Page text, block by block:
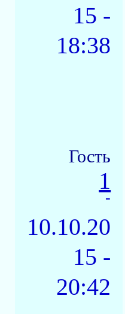
15 -
18:38
Гость
1
-
10.10.20
15 -
20:42